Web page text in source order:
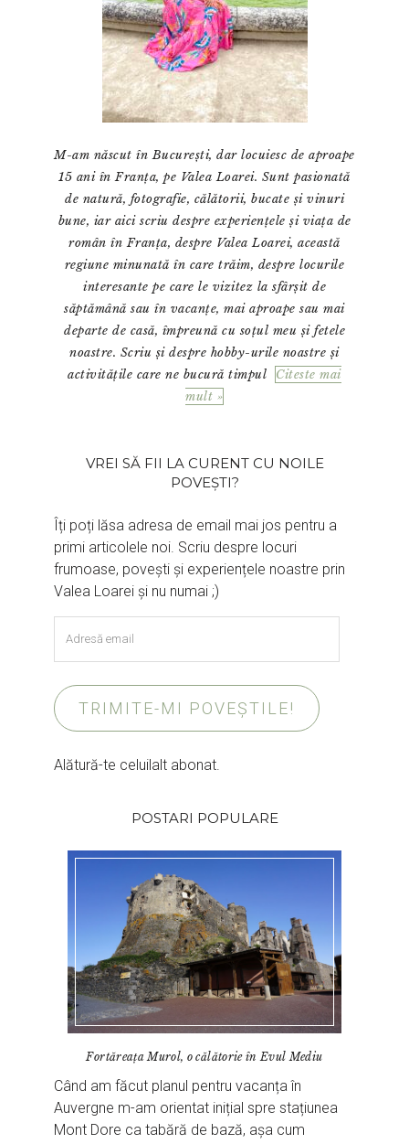
M-am născut în București, dar locuiesc de aproape
15 ani în Franța, pe Valea Loarei. Sunt pasionată
de natură, fotografie, călătorii, bucate și vinuri
bune, iar aici scriu despre experiențele și viața de
român în Franța, despre Valea Loarei, această
regiune minunată în care trăim, despre locurile
interesante pe care le vizitez la sfârșit de
săptămână sau în vacanțe, mai aproape sau mai
departe de casă, împreună cu soțul meu și fetele
noastre. Scriu și despre hobby-urile noastre și
activitățile care ne bucură timpul
Citeste mai
mult »
VREI SĂ FII LA CURENT CU NOILE
POVEȘTI?
Îți poți lăsa adresa de email mai jos pentru a
primi articolele noi. Scriu despre locuri
frumoase, povești și experiențele noastre prin
Valea Loarei și nu numai ;)
email
TRIMITE-MI POVEȘTILE!
Alătură-te celuilalt abonat.
POSTARI POPULARE
Fortăreața Murol, o călătorie în Evul Mediu
Când am făcut planul pentru vacanța în
Auvergne m-am orientat inițial spre stațiunea
Mont Dore ca tabără de bază, așa cum